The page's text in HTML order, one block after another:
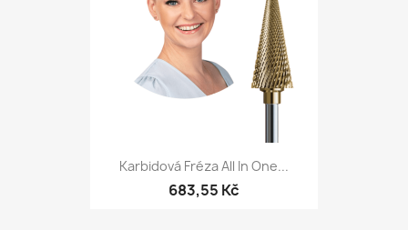
Karbidová Fréza All In One...
683,55 Kč